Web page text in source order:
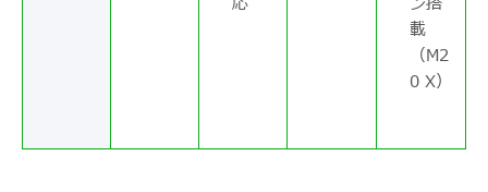
載
（M2
0 X）